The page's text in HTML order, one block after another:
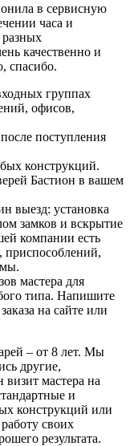
в сервисную
часа и
качественно и
спасибо.
группах
офисов,
поступления
конструкций.
Бастион в вашем
выезд: установка
замков и вскрытие
компании есть
приспособлений,
мастера для
типа. Напишите
на сайте или
– от 8 лет. Мы
другие,
визит мастера на
и
конструкций или
своих
результата.